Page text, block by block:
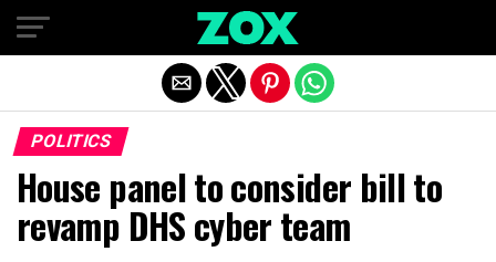
POLITICS
House panel to consider bill to
revamp DHS cyber team
Exit mobile version